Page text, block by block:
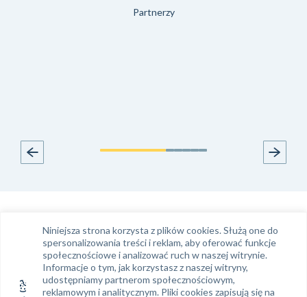
Niniejsza strona korzysta z plików cookies. Służą one do
spersonalizowania treści i reklam, aby oferować funkcje
społecznościowe i analizować ruch w naszej witrynie.
Informacje o tym, jak korzystasz z naszej witryny,
udostępniamy partnerom społecznościowym,
reklamowym i analitycznym. Pliki cookies zapisują się na
Partnerzy
61 663 99 39 klient@phinance.pl
Siedziba Phinance S. A. Regon: 634 382 858